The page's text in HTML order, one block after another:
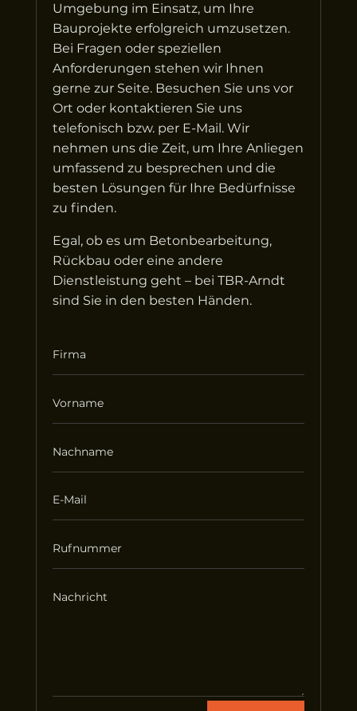
Umgebung im Einsatz, um Ihre
Bauprojekte erfolgreich umzusetzen.
Bei Fragen oder speziellen
Anforderungen stehen wir Ihnen
gerne zur Seite. Besuchen Sie uns vor
Ort oder kontaktieren Sie uns
telefonisch bzw. per E-Mail. Wir
nehmen uns die Zeit, um Ihre Anliegen
umfassend zu besprechen und die
besten Lösungen für Ihre Bedürfnisse
zu finden.
Egal, ob es um Betonbearbeitung,
Rückbau oder eine andere
Dienstleistung geht – bei TBR-Arndt
sind Sie in den besten Händen.